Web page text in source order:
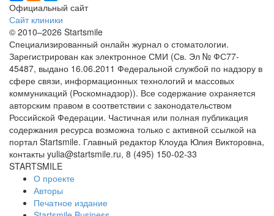
Официальный сайт
Сайт клиники
© 2010–2026 Startsmile
Специализированный онлайн журнал о стоматологии.
Зарегистрирован как электронное СМИ (Св. Эл № ФС77-
45487, выдано 16.06.2011 Федеральной службой по надзору в
сфере связи, информационных технологий и массовых
коммуникаций (Роскомнадзор)). Все содержание охраняется
авторским правом в соответствии с законодательством
Российской Федерации. Частичная или полная публикация
содержания ресурса возможна только с активной ссылкой на
портал Startsmile. Главный редактор Клоуда Юлия Викторовна,
контакты yulia@startsmile.ru, 8 (495) 150-02-33
STARTSMILE
О проекте
Авторы
Печатное издание